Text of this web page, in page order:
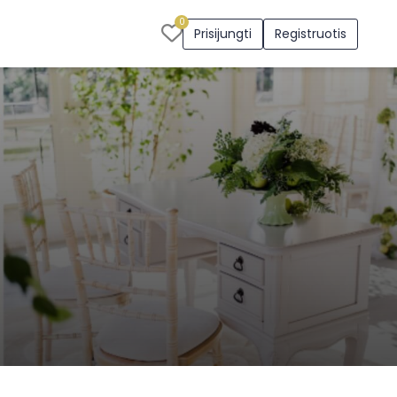
0
Prisijungti Registruotis